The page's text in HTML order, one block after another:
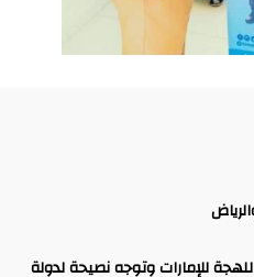
للإمارات وتوجه نصيحة لدولة